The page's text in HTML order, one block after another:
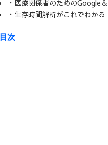
・医療関係者のためのGoogle
・生存時間解析がこれでわか
目次